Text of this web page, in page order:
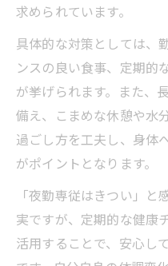
求められています。
具体的な対策としては、
ンスの良い食事、定期的
が挙げられます。また、
備え、こまめな休憩や水
過ごし方を工夫し、身体
がポイントとなります。
「夜勤専従はきつい」
実ですが、定期的な健康
活用することで、安心し